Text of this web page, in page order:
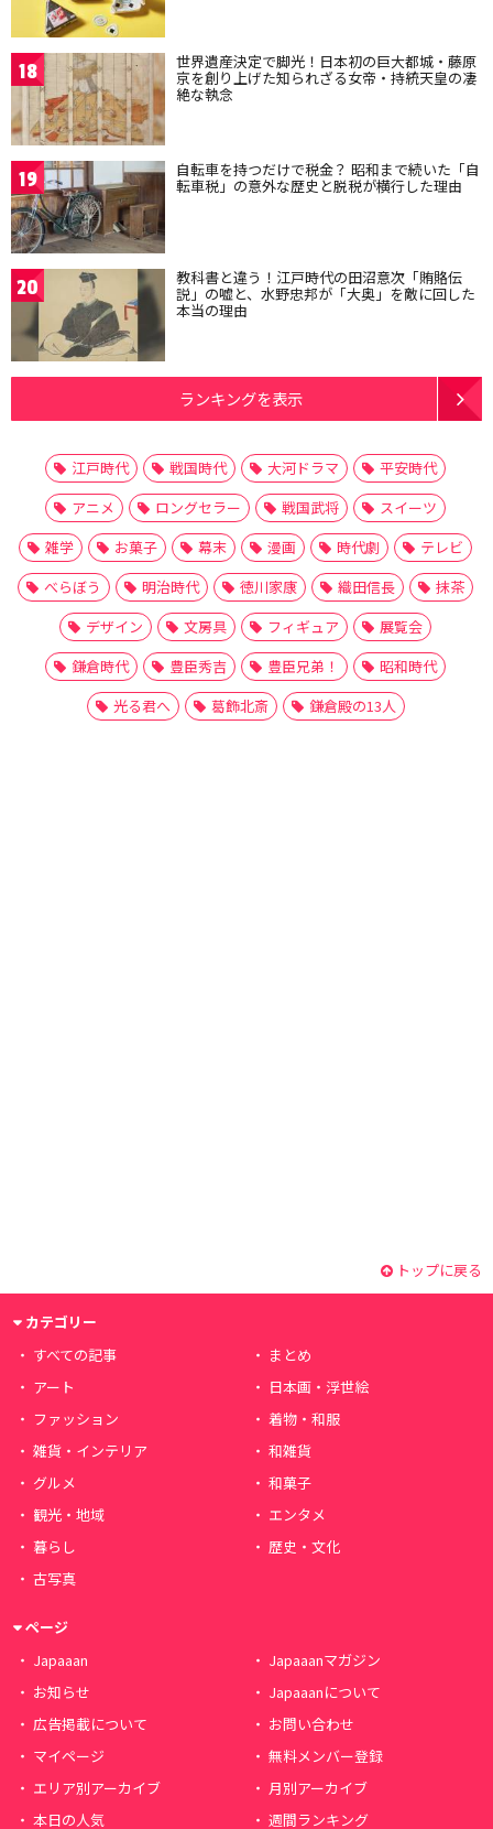
18 世界遺産決定で脚光！日本初の巨大都城・藤原
京を創り上げた知られざる女帝・持統天皇の凄
絶な執念
19 自転車を持つだけで税金？ 昭和まで続いた「自
転車税」の意外な歴史と脱税が横行した理由
20 教科書と違う！江戸時代の田沼意次「賄賂伝
説」の嘘と、水野忠邦が「大奥」を敵に回した
本当の理由
ランキングを表示
江戸時代 戦国時代 大河ドラマ
平安時代
アニメ
ロングセラー 戦国武将
スイーツ
雑学
お菓子 幕末 漫画 時代劇
テレビ
べらぼう
明治時代 徳川家康 織田信長
抹茶
デザイン
文房具 フィギュア
展覧会
鎌倉時代
豊臣秀吉 豊臣兄弟！
昭和時代
光る君へ
葛飾北斎 鎌倉殿の13人
トップに戻る
カテゴリー
すべての記事
まとめ
アート
日本画・浮世絵
ファッション
着物・和服
雑貨・インテリア
和雑貨
グルメ
和菓子
観光・地域
エンタメ
暮らし
歴史・文化
古写真
ページ
Japaaan
Japaaanマガジン
お知らせ
Japaaanについて
広告掲載について
お問い合わせ
マイページ
無料メンバー登録
エリア別アーカイブ
月別アーカイブ
本日の人気
週間ランキング